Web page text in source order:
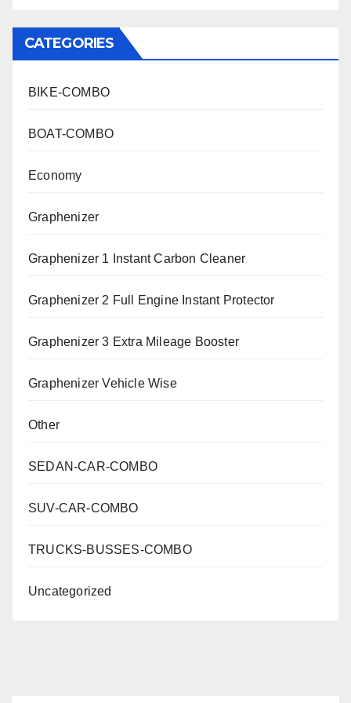
CATEGORIES
BIKE-COMBO
BOAT-COMBO
Economy
Graphenizer
Graphenizer 1 Instant Carbon Cleaner
Graphenizer 2 Full Engine Instant Protector
Graphenizer 3 Extra Mileage Booster
Graphenizer Vehicle Wise
Other
SEDAN-CAR-COMBO
SUV-CAR-COMBO
TRUCKS-BUSSES-COMBO
Uncategorized